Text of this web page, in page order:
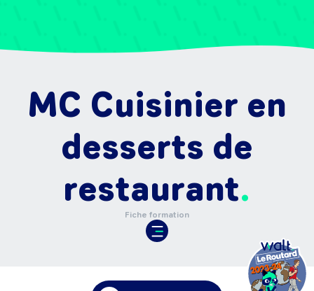
MC Cuisinier en
desserts de
restaurant
Fiche formation